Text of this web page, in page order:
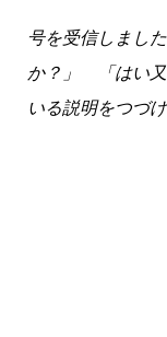
号を受信しまし
か？」 「はい
いる説明をつづ